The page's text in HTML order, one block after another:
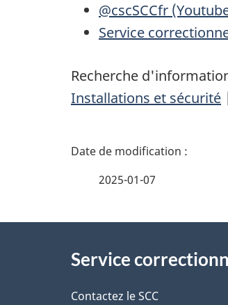
@cscSCCfr
Service
Recherche
Installations et sécurité |
D
a
2025-01-07
proposService
Contactez le SCC